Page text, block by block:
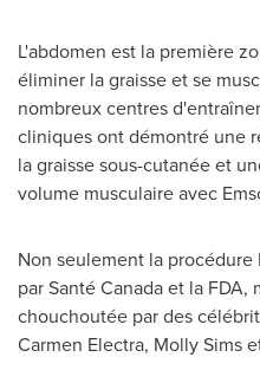
L'abdomen est la première
éliminer la graisse et se
nombreux centres
cliniques ont démontré une
la graisse sous-cutanée et
volume musculaire avec
Non seulement la
par SantéCanadaet la FDA,
chouchoutée par des
Carmen Electra, Molly Sims